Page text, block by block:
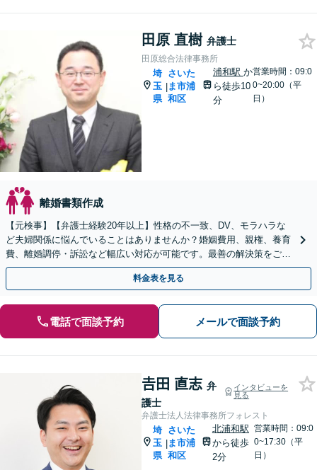
田原 直樹 弁護士
田原総合法律事務所
埼
玉
県
|
さいた
ま市浦
和区
浦和駅 か
ら徒歩10
分
営業時間：09:0
0~20:00（平
日）
離婚書類作成
【元検事】【弁護士経験20年以上】性格の不一致、DV、モラハラな
ど夫婦関係に悩んでいることはありませんか？婚姻費用、親権、養育
費、離婚調停・訴訟など幅広い対応が可能です。最善の解決策をご提
案します【初回相談無料】
料金表を見る
電話で面談予約 メールで面談予約
𠮷田 直志 弁
護士
インタビューを
見る
弁護士法人法律事務所フォレスト
埼
玉
県
|
さいた
ま市浦
和区
北浦和駅
から徒歩
2分
営業時間：09:0
0~17:30（平
日）